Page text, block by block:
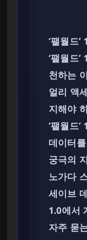
‘팰월드’
‘팰월드
천하는
얼리 액
지해야
‘팰월드
데이터
궁극의
노가다
세이브
1.0에서
자주 묻